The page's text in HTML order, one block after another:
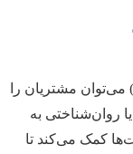
با استفاده از تحلیل خوشه‌ای (Cluster Analysis) می‌توان مشتریان را
روان‌شناختی به
کمک می‌کند تا